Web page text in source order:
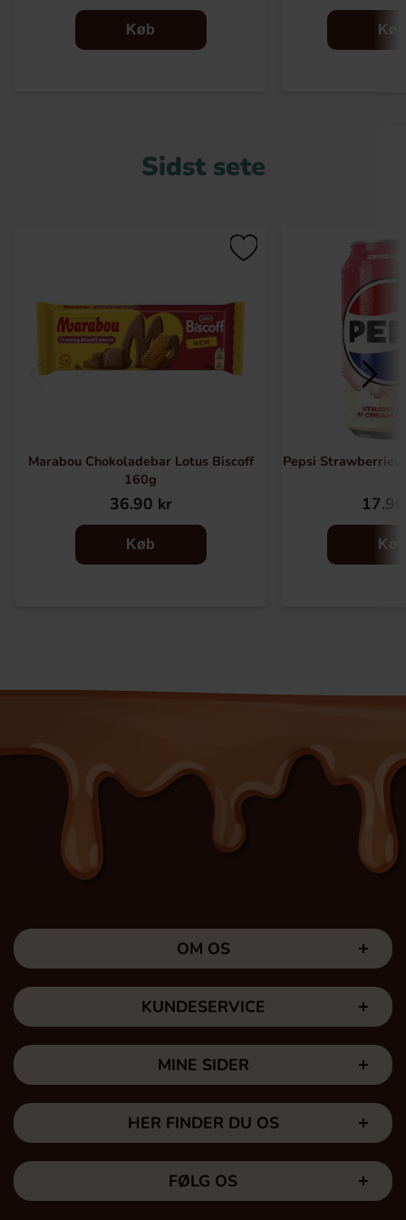
Køb Køb
Sidst sete
Marabou Chokoladebar Lotus Biscoff
160g
36.90 kr
Køb
Pepsi
Køb
OM OS
KUNDESERVICE
MINE SIDER
HER FINDER DU OS
FØLG OS